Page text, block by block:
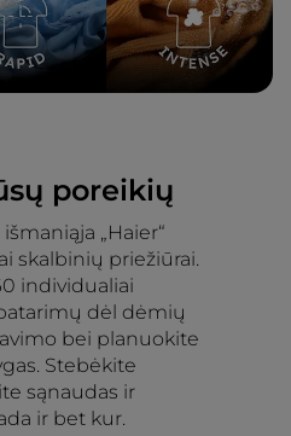
poreikių
„Haier“
skalbinių priežiūrai.
individualiai
dėl dėmių
bei planuokite
Stebėkite
sąnaudas ir
ir bet kur.